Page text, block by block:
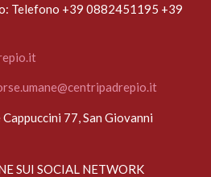
Telefono +39 0882451195 +39
77, San Giovanni
SUI SOCIAL NETWORK